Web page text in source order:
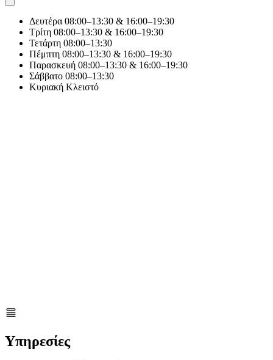
Δευτέρα 08:00–13:30 & 16:00–19:30
Τρίτη 08:00–13:30 & 16:00–19:30
Τετάρτη 08:00–13:30
Πέμπτη 08:00–13:30 & 16:00–19:30
Παρασκευή 08:00–13:30 & 16:00–19:30
Σάββατο 08:00–13:30
Κυριακή Κλειστό
Υπηρεσίες